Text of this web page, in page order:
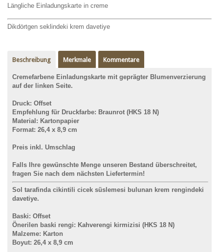
Längliche Einladungskarte in creme
Dikdörtgen seklindeki krem davetiye
Beschreibung Merkmale Kommentare
Cremefarbene Einladungskarte mit geprägter Blumenverzierung
auf der linken Seite.
Druck: Offset
Empfehlung für Druckfarbe: Braunrot (HKS 18 N)
Material: Kartonpapier
Format: 26,4 x 8,9 cm
Preis inkl. Umschlag
Falls Ihre gewünschte Menge unseren Bestand überschreitet,
fragen Sie nach dem nächsten Liefertermin!
Sol tarafinda cikintili cicek süslemesi bulunan krem rengindeki
davetiye.
Baski: Offset
Önerilen baski rengi: Kahverengi kirmizisi (HKS 18 N)
Malzeme: Karton
Boyut: 26,4 x 8,9 cm